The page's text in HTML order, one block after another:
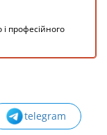
професійного
telegram